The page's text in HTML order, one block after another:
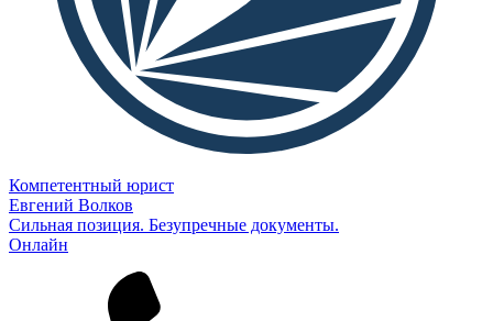
Компетентный юрист
Евгений Волков
Сильная позиция. Безупречные документы.
Онлайн